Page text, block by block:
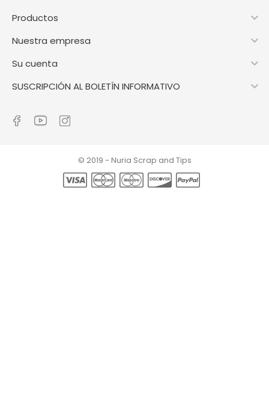
Productos 
Nuestra empresa 
Su cuenta 
SUSCRIPCIÓN AL BOLETÍN INFORMATIVO 
© 2019 - Nuria Scrap and Tips